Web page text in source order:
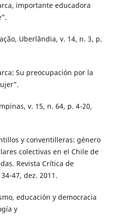
importante educadora
Uberlândia, v. 14, n. 3, p.
Su preocupación por la
v. 15, n. 64, p. 4-20,
y conventilleras: género
colectivas en el Chile de
Revista Crítica de
47, dez. 2011.
educación y democracia
y